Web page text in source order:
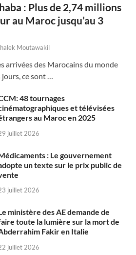
: Plus de 2,74 millions
au Maroc jusqu’au 3
Moutawakil
arrivées des Marocains du monde
jours, ce sont …
48 tournages
et télévisées
au Maroc en 2025
juillet 2026
: Le gouvernement
un texte sur le prix public de
juillet 2026
ministère des AE demande de
toute la lumière sur la mort de
Fakir en Italie
juillet 2026